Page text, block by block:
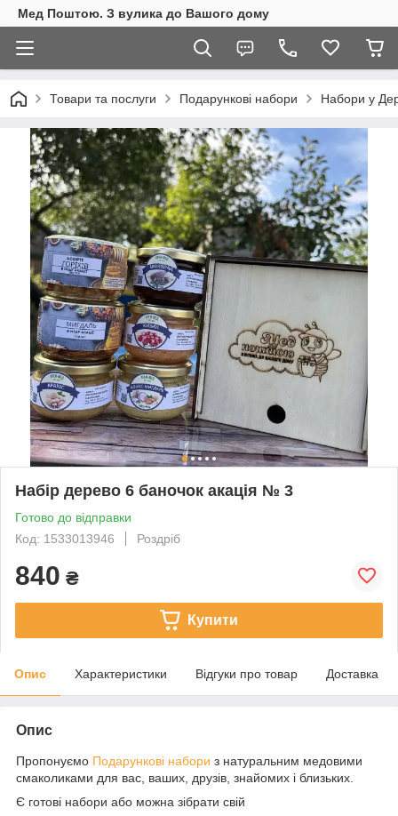
Мед Поштою. З вулика до Вашого дому
Товари та послуги Подарункові набори Набори у
Набір дерево 6 баночок акація № 3
Готово до відправки
Код: 1533013946
Роздріб
840 ₴
Купити
Опис Характеристики Відгуки про товар Доставка
Опис
Пропонуємо Подарункові набори з натуральним медовими
смаколиками для вас, ваших, друзів, знайомих і близьких.
Є готові набори або можна зібрати свій